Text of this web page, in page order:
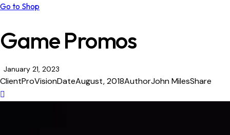
Go to Shop
Game Promos
January 21, 2023
ClientProVisionDateAugust, 2018AuthorJohn MilesShare